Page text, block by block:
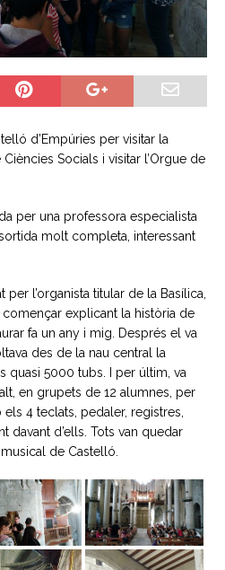
d’Empúries per visitar la
Ciències Socials i visitar l’Orgue de
per una professora especialista
molt completa, interessant
per l’organista titular de la Basílica,
explicant la història de
fa un any i mig. Després el va
des de la nau central la
quasi 5000 tubs. I per últim, va
en grupets de 12 alumnes, per
4 teclats, pedaler, registres,
davant d’ells. Tots van quedar
de Castelló.